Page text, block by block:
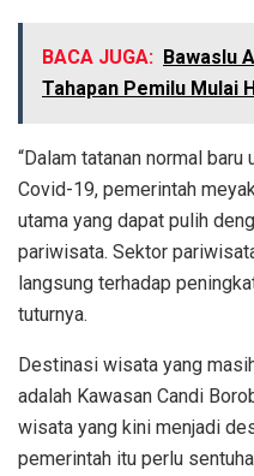
BACA JUGA: Bawaslu
Tahapan Pemilu Mulai
“Dalam tatanan normal
Covid-19, pemerintah
utama yang dapat pulih
pariwisata. Sektor
langsung terhadap
tuturnya.
Destinasi wisata yang
adalah Kawasan Candi
wisata yang kini menjadi
pemerintah itu perlu